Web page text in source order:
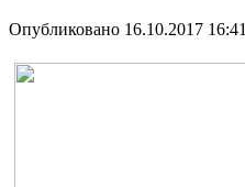
Опубликовано 16.10.2017 16:41